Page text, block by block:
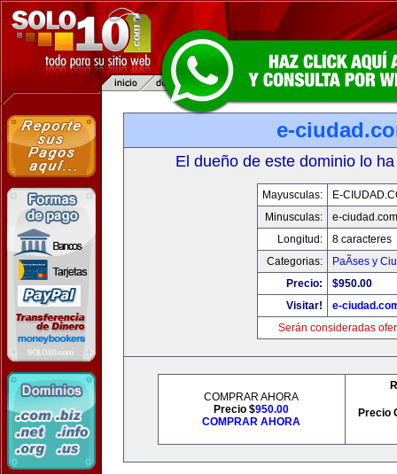
e-
El dueño de este dominio lo
Mayusculas:
E-
Minusculas:
e-ciudad.com
Longitud:
8 caracteres
Categorias:
PaÃ­ses y
Precio:
$950.00
Visitar!
e-
Serán consideradas
COMPRAR AHORA
Precio $950.00
COMPRAR AHORA
Precio